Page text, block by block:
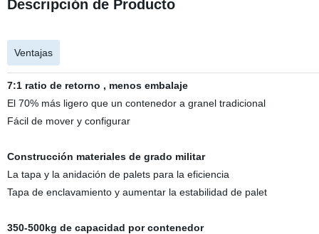
Descripción de Producto
Ventajas
7:1 ratio de retorno , menos embalaje
El 70% más ligero que un contenedor a granel tradicional
Fácil de mover y configurar
Construcción materiales de grado militar
La tapa y la anidación de palets para la eficiencia
Tapa de enclavamiento y aumentar la estabilidad de palet
350-500kg de capacidad por contenedor